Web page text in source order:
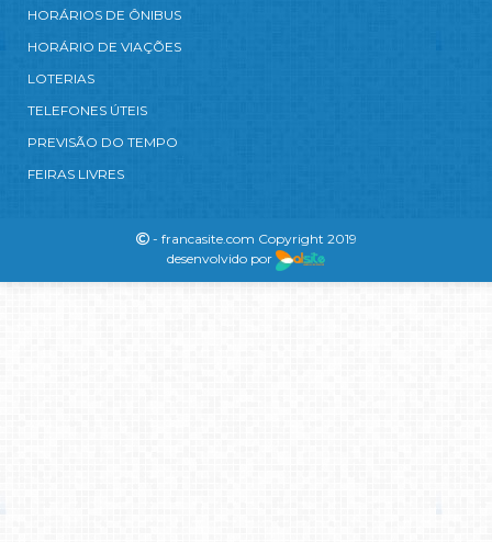
HORÁRIOS DE ÔNIBUS
HORÁRIO DE VIAÇÕES
LOTERIAS
TELEFONES ÚTEIS
PREVISÃO DO TEMPO
FEIRAS LIVRES
- francasite.com Copyright 2019
desenvolvido por